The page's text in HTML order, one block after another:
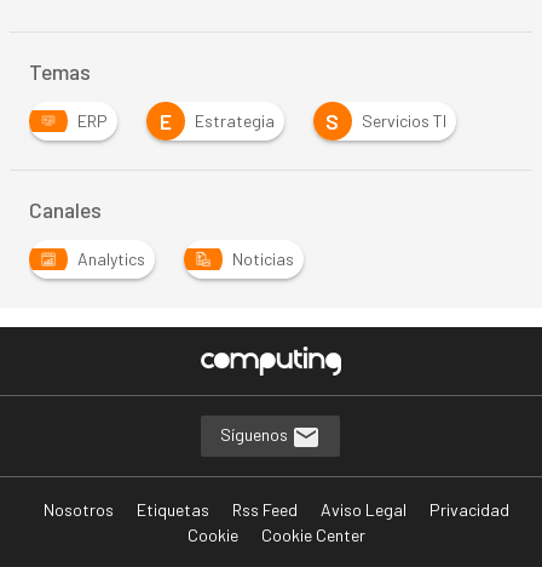
Temas
ERP E Estrategia S Servicios TI
Canales
Analytics Noticias
Síguenos
Nosotros Etiquetas Rss Feed Aviso Legal
Privacidad
Cookie
Cookie Center